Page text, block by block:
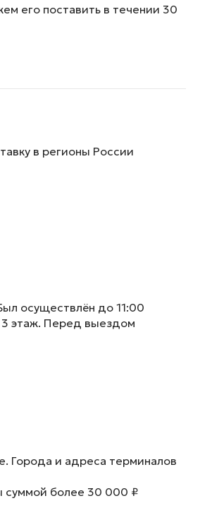
его поставить в течении 30
в регионы России
осуществлён до 11:00
3 этаж. Перед выездом
Города и адреса терминалов
суммой более 30 000 ₽